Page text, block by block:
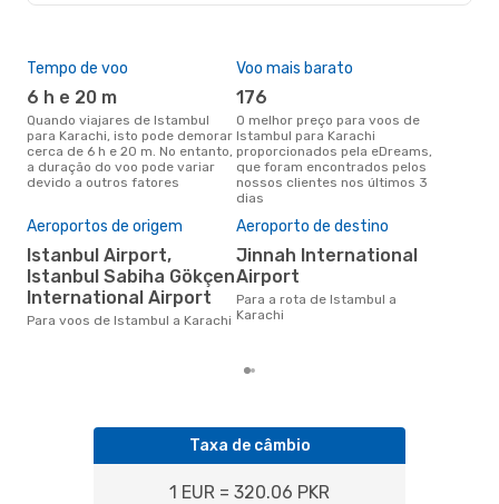
Tempo de voo
6 h e 20 m
Quando viajares de Istambul
para Karachi, isto pode demorar
cerca de 6 h e 20 m. No entanto,
a duração do voo pode variar
devido a outros fatores
Voo mais barato
176
O melhor preço para voos de
Istambul para Karachi
proporcionados pela eDreams,
que foram encontrados pelos
nossos clientes nos últimos 3
dias
Aeroportos de origem
Istanbul Sabiha Gökçen
International Airport
Para voos de Istambul a Karachi
Aeroporto de destino
Jinnah International
Airport
Para a rota de Istambul a
Karachi
Taxa de câmbio
1 EUR = 320.06 PKR